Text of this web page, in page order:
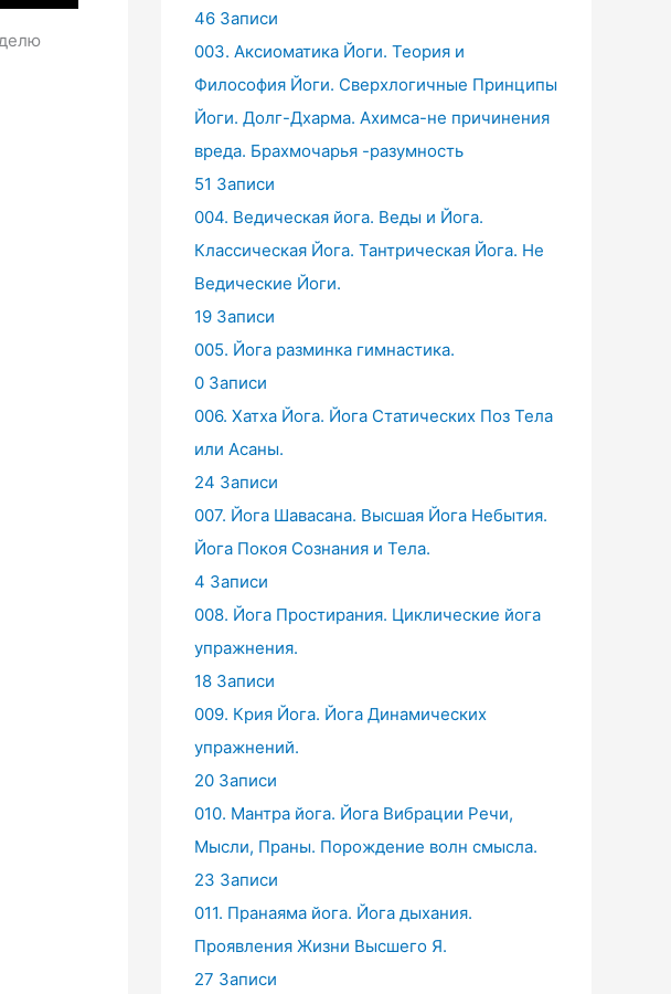
46 Записи
003. Аксиоматика Йоги. Теория и
Философия Йоги. Сверхлогичные Принципы
Йоги. Долг-Дхарма. Ахимса-не причинения
вреда. Брахмочарья -разумность
51 Записи
004. Ведическая йога. Веды и Йога.
Классическая Йога. Тантрическая Йога. Не
Ведические Йоги.
19 Записи
005. Йога разминка гимнастика.
0 Записи
006. Хатха Йога. Йога Статических Поз Тела
или Асаны.
24 Записи
007. Йога Шавасана. Высшая Йога Небытия.
Йога Покоя Сознания и Тела.
4 Записи
008. Йога Простирания. Циклические йога
упражнения.
18 Записи
009. Крия Йога. Йога Динамических
упражнений.
20 Записи
010. Мантра йога. Йога Вибрации Речи,
Мысли, Праны. Порождение волн смысла.
23 Записи
011. Пранаяма йога. Йога дыхания.
Проявления Жизни Высшего Я.
27 Записи